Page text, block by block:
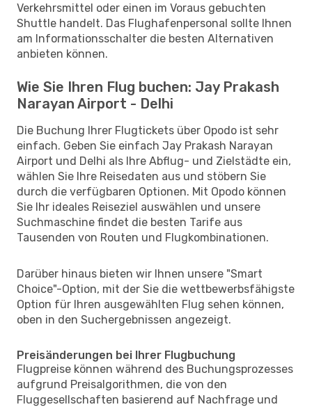
Verkehrsmittel oder einen im Voraus gebuchten
Shuttle handelt. Das Flughafenpersonal sollte Ihnen
am Informationsschalter die besten Alternativen
anbieten können.
Wie Sie Ihren Flug buchen: Jay Prakash
Narayan Airport - Delhi
Die Buchung Ihrer Flugtickets über Opodo ist sehr
einfach. Geben Sie einfach Jay Prakash Narayan
Airport und Delhi als Ihre Abflug- und Zielstädte ein,
wählen Sie Ihre Reisedaten aus und stöbern Sie
durch die verfügbaren Optionen. Mit Opodo können
Sie Ihr ideales Reiseziel auswählen und unsere
Suchmaschine findet die besten Tarife aus
Tausenden von Routen und Flugkombinationen.
Darüber hinaus bieten wir Ihnen unsere "Smart
Choice"-Option, mit der Sie die wettbewerbsfähigste
Option für Ihren ausgewählten Flug sehen können,
oben in den Suchergebnissen angezeigt.
Preisänderungen bei Ihrer Flugbuchung
Flugpreise können während des Buchungsprozesses
aufgrund Preisalgorithmen, die von den
Fluggesellschaften basierend auf Nachfrage und